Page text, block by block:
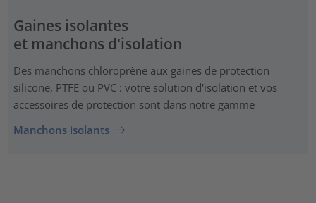
Gaines isolantes
et manchons d'isolation
Des manchons chloroprène aux gaines de protection
silicone, PTFE ou PVC : votre solution d'isolation et vos
accessoires de protection sont dans notre gamme
Manchons isolants